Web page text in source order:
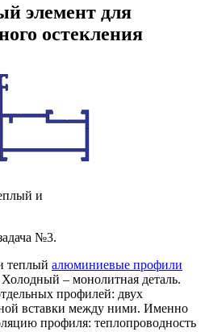
элемент для
остекления
и
№3.
теплый алюминиевые профили
– монолитная деталь.
профилей: двух
вставки между ними. Именно
профиля: теплопроводность